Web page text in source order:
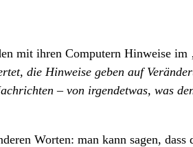
mit ihren Computern Hinweise im
die Hinweise geben auf
– von irgendetwas, was
Worten: man kann sagen, dass